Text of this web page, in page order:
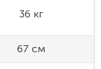
36 кг
67 см